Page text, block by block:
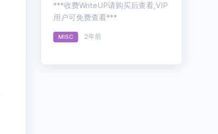
***收费WriteUP请购买后查看,VIP
用户可免费查看***
MISC 2年前